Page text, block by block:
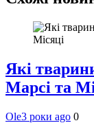
Які
Марсі та
Ole3 роки ago 0